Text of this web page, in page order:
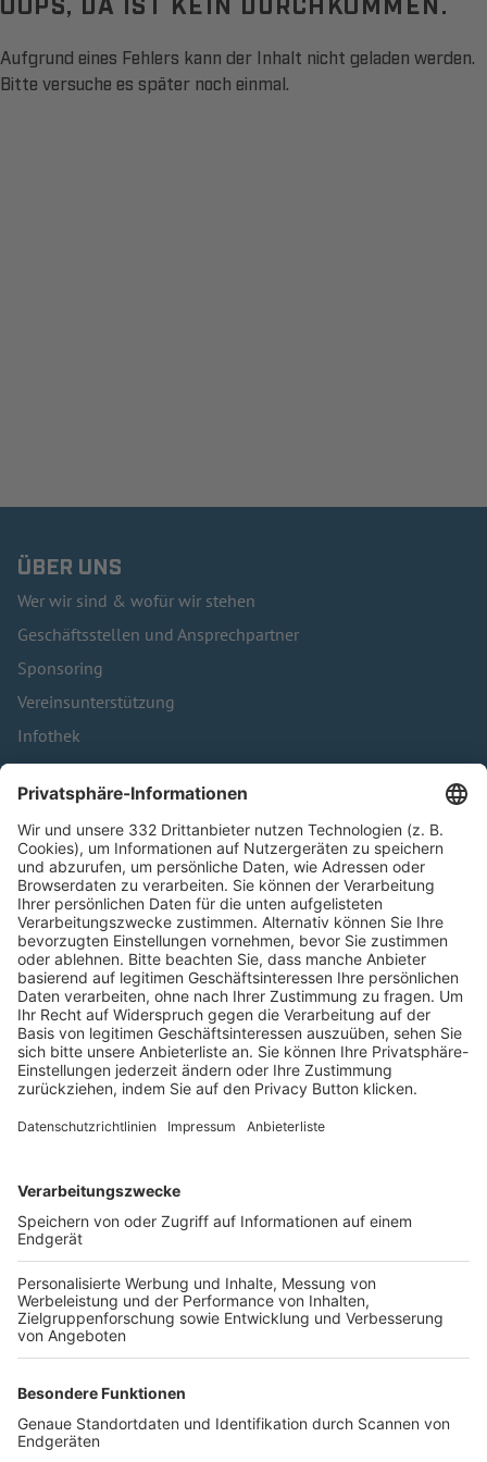
Aufgrund eines Fehlers kann der Inhalt nicht geladen werden.
Bitte versuche es später noch einmal.
ÜBER UNS
Wer wir sind & wofür wir stehen
Geschäftsstellen und Ansprechpartner
Sponsoring
Vereinsunterstützung
Infothek
Kontakt
HÄUFIG BESUCHTE SEITEN
Pässe und Vereinswechsel
Trainerausbildung
Schulungsangebot Vereinsmitarbeiter
BFV-Geschäftsstellen
Trainerbörse
Login SpielPlus
FOLGE DEM BFV
TOP-VEREINE
TOP-PARTNER